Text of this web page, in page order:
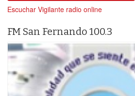
Escuchar Vigilante radio online
FM San Fernando 100.3